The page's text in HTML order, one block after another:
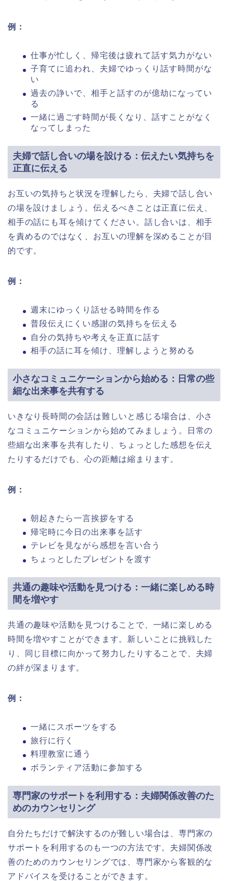
例：
仕事が忙しく、帰宅後は疲れて話す気力がない
子育てに追われ、夫婦でゆっくり話す時間がな
い
過去の諍いで、相手と話すのが億劫になってい
る
一緒に過ごす時間が長くなり、話すことがなく
なってしまった
夫婦で話し合いの場を設ける：伝えたい気持ちを
正直に伝える
お互いの気持ちと状況を理解したら、夫婦で話し合い
の場を設けましょう。伝えるべきことは正直に伝え、
相手の話にも耳を傾けてください。話し合いは、相手
を責めるのではなく、お互いの理解を深めることが目
的です。
例：
週末にゆっくり話せる時間を作る
普段伝えにくい感謝の気持ちを伝える
自分の気持ちや考えを正直に話す
相手の話に耳を傾け、理解しようと努める
小さなコミュニケーションから始める：日常の些
細な出来事を共有する
いきなり長時間の会話は難しいと感じる場合は、小さ
なコミュニケーションから始めてみましょう。日常の
些細な出来事を共有したり、ちょっとした感想を伝え
たりするだけでも、心の距離は縮まります。
例：
朝起きたら一言挨拶をする
帰宅時に今日の出来事を話す
テレビを見ながら感想を言い合う
ちょっとしたプレゼントを渡す
共通の趣味や活動を見つける：一緒に楽しめる時
間を増やす
共通の趣味や活動を見つけることで、一緒に楽しめる
時間を増やすことができます。新しいことに挑戦した
り、同じ目標に向かって努力したりすることで、夫婦
の絆が深まります。
例：
一緒にスポーツをする
旅行に行く
料理教室に通う
ボランティア活動に参加する
専門家のサポートを利用する：夫婦関係改善のた
めのカウンセリング
自分たちだけで解決するのが難しい場合は、専門家の
サポートを利用するのも一つの方法です。夫婦関係改
善のためのカウンセリングでは、専門家から客観的な
アドバイスを受けることができます。